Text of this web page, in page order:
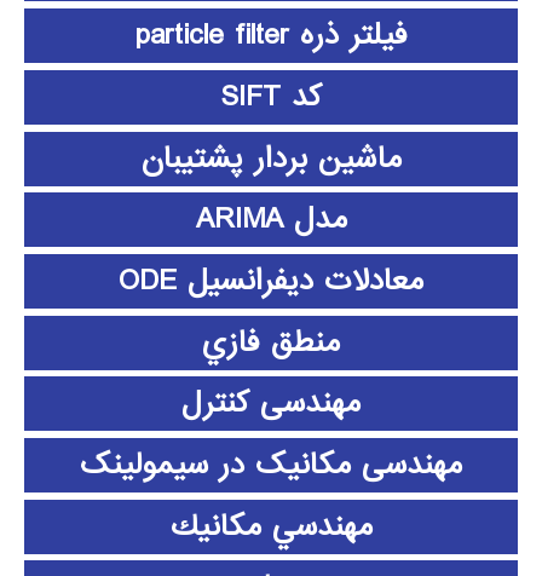
فیلتر ذره particle filter
کد SIFT
ماشین بردار پشتیبان
مدل ARIMA
معادلات دیفرانسیل ODE
منطق فازي
مهندسی کنترل
مهندسی مکانیک در سیمولینک
مهندسي مكانيك